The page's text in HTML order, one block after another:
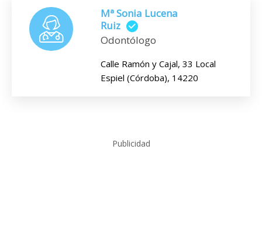
Mª Sonia Lucena
Ruiz
Odontólogo
Calle Ramón y Cajal, 33 Local
Espiel (Córdoba), 14220
Publicidad